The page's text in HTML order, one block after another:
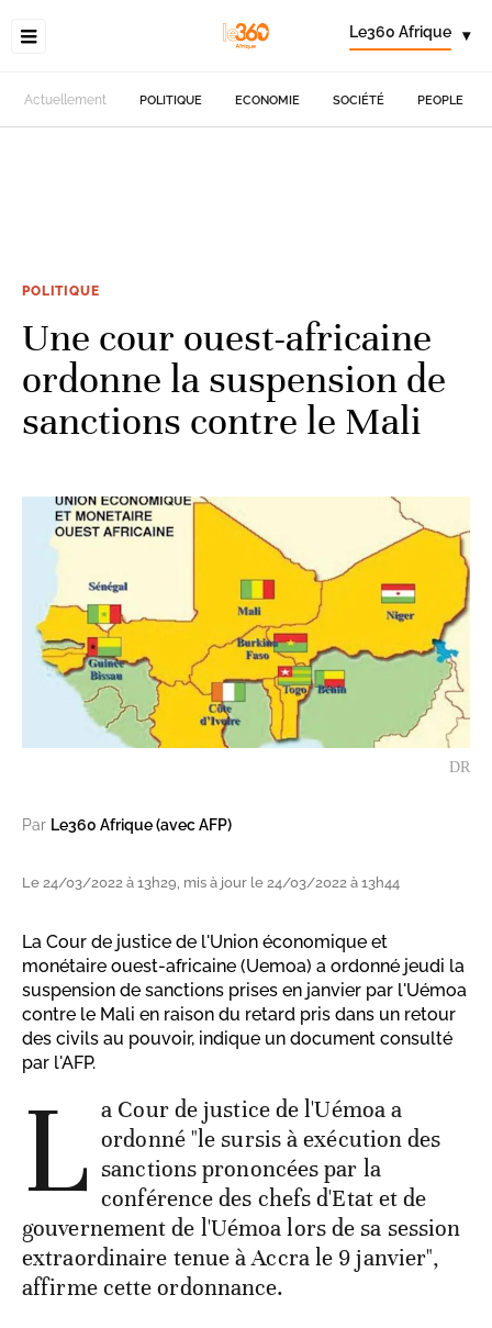
Le360 Afrique ▾
Actuellement POLITIQUE ECONOMIE SOCIÉTÉ PEOPLE
POLITIQUE
Une cour ouest-africaine
ordonne la suspension de
sanctions contre le Mali
DR
Par Le360 Afrique (avec AFP)
Le 24/03/2022 à 13h29, mis à jour le 24/03/2022 à 13h44
La Cour de justice de l'Union économique et
monétaire ouest-africaine (Uemoa) a ordonné jeudi la
suspension de sanctions prises en janvier par l'Uémoa
contre le Mali en raison du retard pris dans un retour
des civils au pouvoir, indique un document consulté
par l'AFP.
L a Cour de justice de l'Uémoa a
ordonné "le sursis à exécution des
sanctions prononcées par la
conférence des chefs d'Etat et de
gouvernement de l'Uémoa lors de sa session
extraordinaire tenue à Accra le 9 janvier",
affirme cette ordonnance.